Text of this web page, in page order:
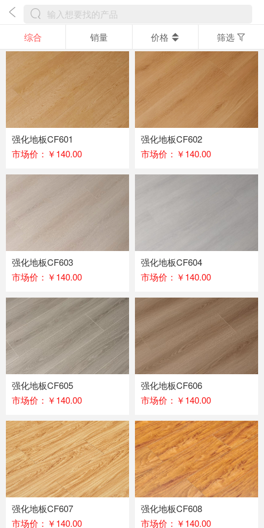
综合 销量 价格 筛选
强化地板CF601
市场价：￥140.00
强化地板CF602
市场价：￥140.00
强化地板CF603
市场价：￥140.00
强化地板CF604
市场价：￥140.00
强化地板CF605
市场价：￥140.00
强化地板CF606
市场价：￥140.00
强化地板CF607
市场价：￥140.00
强化地板CF608
市场价：￥140.00